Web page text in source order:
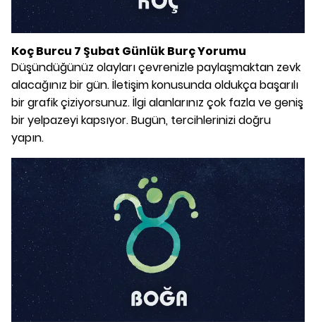
Koç Burcu 7 Şubat Günlük Burç Yorumu
Düşündüğünüz olayları çevrenizle paylaşmaktan zevk
alacağınız bir gün. İletişim konusunda oldukça başarılı
bir grafik çiziyorsunuz. İlgi alanlarınız çok fazla ve geniş
bir yelpazeyi kapsıyor. Bugün, tercihlerinizi doğru
yapın.